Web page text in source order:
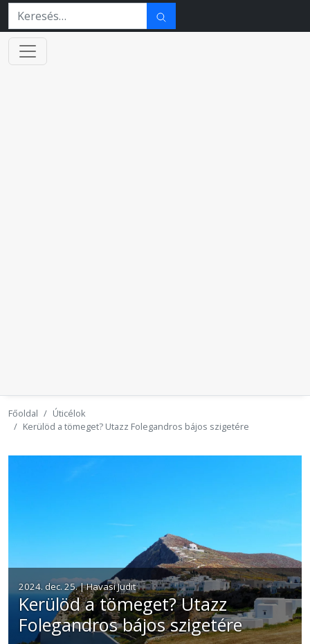
Főoldal
Úticélok
Kerülöd a tömeget? Utazz Folegandros bájos szigetére
2024. dec. 25. | Havasi Judit
Kerülöd a tömeget? Utazz
Folegandros bájos szigetére